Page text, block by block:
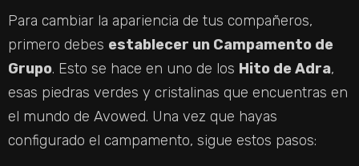
Para cambiar la apariencia de tus compañeros,
primero debes establecer un Campamento de
Grupo. Esto se hace en uno de los Hito de Adra,
esas piedras verdes y cristalinas que encuentras en
el mundo de Avowed. Una vez que hayas
configurado el campamento, sigue estos pasos: